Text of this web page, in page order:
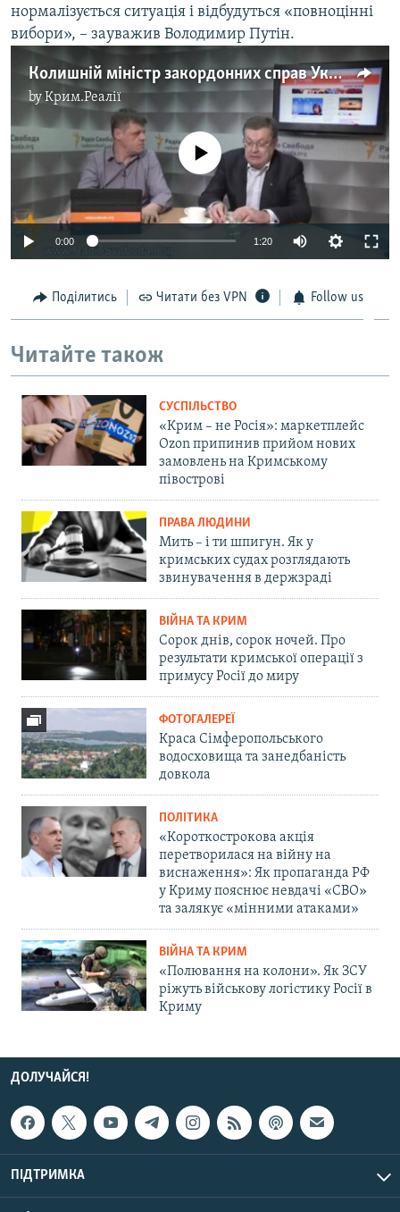
нормалізується ситуація і відбудуться «повноцінні
вибори», – зауважив Володимир Путін.
Колишній міністр закордонних справ України Костянтин Грищенко – в ефірі Радіо Свобода
byКрим.Реалії
No media source currently available
0:00 1:20
Поділитись Читати без VPN Follow us
Читайте також
СУСПІЛЬСТВО
«Крим – не Росія»: маркетплейс
Ozon припинив прийом нових
замовлень на Кримському
півострові
ПРАВА ЛЮДИНИ
Мить – і ти шпигун. Як у
кримських судах розглядають
звинувачення в держзраді
ВІЙНА ТА КРИМ
Сорок днів, сорок ночей. Про
результати кримської операції з
примусу Росії до миру
ФОТОГАЛЕРЕЇ
Краса Сімферопольського
водосховища та занедбаність
довкола
ПОЛІТИКА
«Короткострокова акція
перетворилася на війну на
виснаження»: Як пропаганда РФ
у Криму пояснює невдачі «СВО»
та залякує «мінними атаками»
ВІЙНА ТА КРИМ
«Полювання на колони». Як ЗСУ
ріжуть військову логістику Росії в
Криму
ДОЛУЧАЙСЯ!
ПІДТРИМКА